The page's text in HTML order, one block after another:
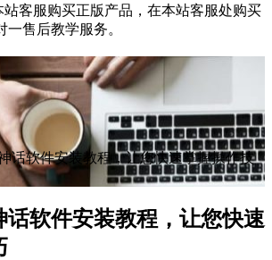
站客服购买正版产品，在本站客服处购买
售后教学服务。
话软件安装教程，让您快速掌握操作技
话软件安装教程，让您快速